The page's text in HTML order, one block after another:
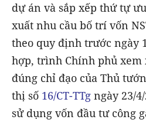
dự án và sắp xếp thứ tự
xuất nhu cầu bố trí vốn
theo quy định trước ngày
hợp, trình Chính phủ xem
đúng chỉ đạo của Thủ
thị số 16/CT-TTg ngày 23/
sử dụng vốn đầu tư công